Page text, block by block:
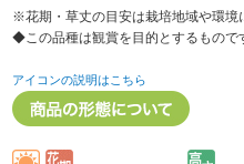
※花期・草丈の目安は栽培地域や環境
◆この品種は観賞を目的とするもので
アイコンの説明はこちら